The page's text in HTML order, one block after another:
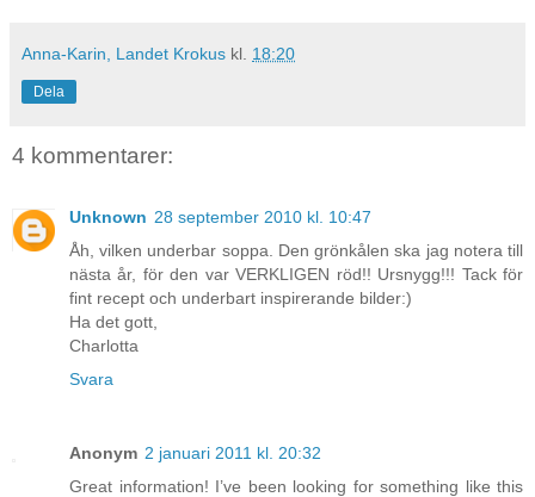
Anna-Karin, Landet Krokus kl. 18:20
Dela
4 kommentarer:
Unknown 28 september 2010 kl. 10:47
Åh, vilken underbar soppa. Den grönkålen ska jag notera till
nästa år, för den var VERKLIGEN röd!! Ursnygg!!! Tack för
fint recept och underbart inspirerande bilder:)
Ha det gott,
Charlotta
Svara
Anonym 2 januari 2011 kl. 20:32
Great information! I’ve been looking for something like this